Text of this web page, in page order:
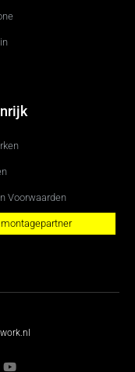
Voorwaarden
o